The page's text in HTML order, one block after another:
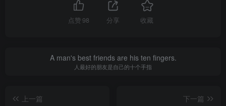
点赞 98 分享 收藏
A man's best friends are his ten fingers.
人最好的朋友是自己的十个手指
上一篇
下一篇